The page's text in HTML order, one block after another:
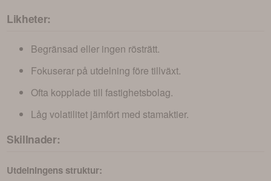
Likheter:
Begränsad eller ingen rösträtt.
Fokuserar på utdelning före tillväxt.
Ofta kopplade till fastighetsbolag.
Låg volatilitet jämfört med stamaktier.
Skillnader:
Utdelningens struktur: